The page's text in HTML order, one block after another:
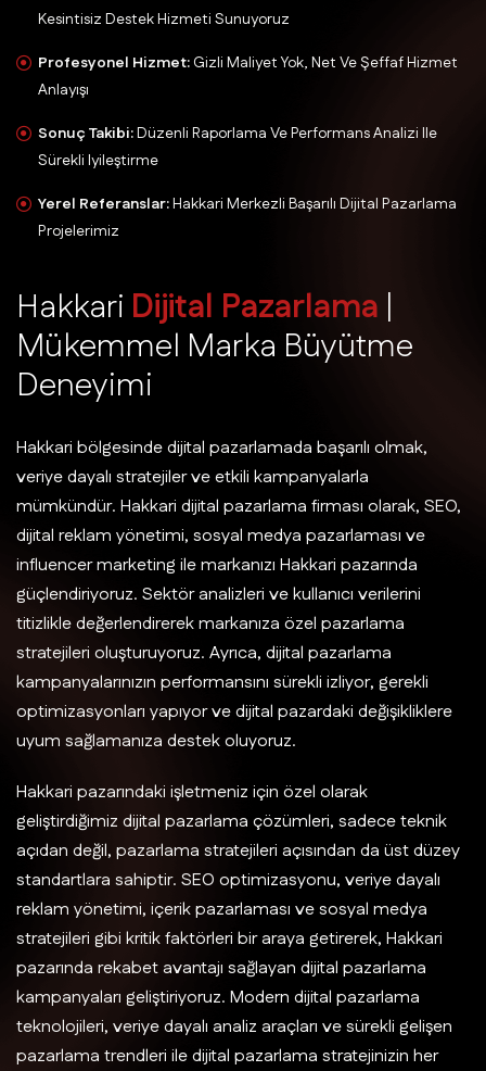
Kesintisiz Destek Hizmeti Sunuyoruz
Profesyonel Hizmet: Gizli Maliyet Yok, Net Ve Şeffaf Hizmet
Anlayışı
Sonuç Takibi:Düzenli Raporlama Ve Performans Analizi Ile
Sürekli Iyileştirme
Yerel Referanslar:Hakkari Merkezli Başarılı Dijital Pazarlama
Projelerimiz
Hakkari Dijital Pazarlama |
Mükemmel Marka Büyütme
Deneyimi
Hakkari bölgesinde dijital pazarlamada başarılı olmak,
veriye dayalı stratejiler ve etkili kampanyalarla
mümkündür. Hakkari dijital pazarlama firması olarak, SEO,
dijital reklam yönetimi, sosyal medya pazarlaması ve
influencer marketing ile markanızı Hakkari pazarında
güçlendiriyoruz. Sektör analizleri ve kullanıcı verilerini
titizlikle değerlendirerek markanıza özel pazarlama
stratejileri oluşturuyoruz. Ayrıca, dijital pazarlama
kampanyalarınızın performansını sürekli izliyor, gerekli
optimizasyonları yapıyor ve dijital pazardaki değişikliklere
uyum sağlamanıza destek oluyoruz.
Hakkari pazarındaki işletmeniz için özel olarak
geliştirdiğimiz dijital pazarlama çözümleri, sadece teknik
açıdan değil, pazarlama stratejileri açısından da üst düzey
standartlara sahiptir. SEO optimizasyonu, veriye dayalı
reklam yönetimi, içerik pazarlaması ve sosyal medya
stratejileri gibi kritik faktörleri bir araya getirerek, Hakkari
pazarında rekabet avantajı sağlayan dijital pazarlama
kampanyaları geliştiriyoruz. Modern dijital pazarlama
teknolojileri, veriye dayalı analiz araçları ve sürekli gelişen
pazarlama trendleri ile dijital pazarlama stratejinizin her